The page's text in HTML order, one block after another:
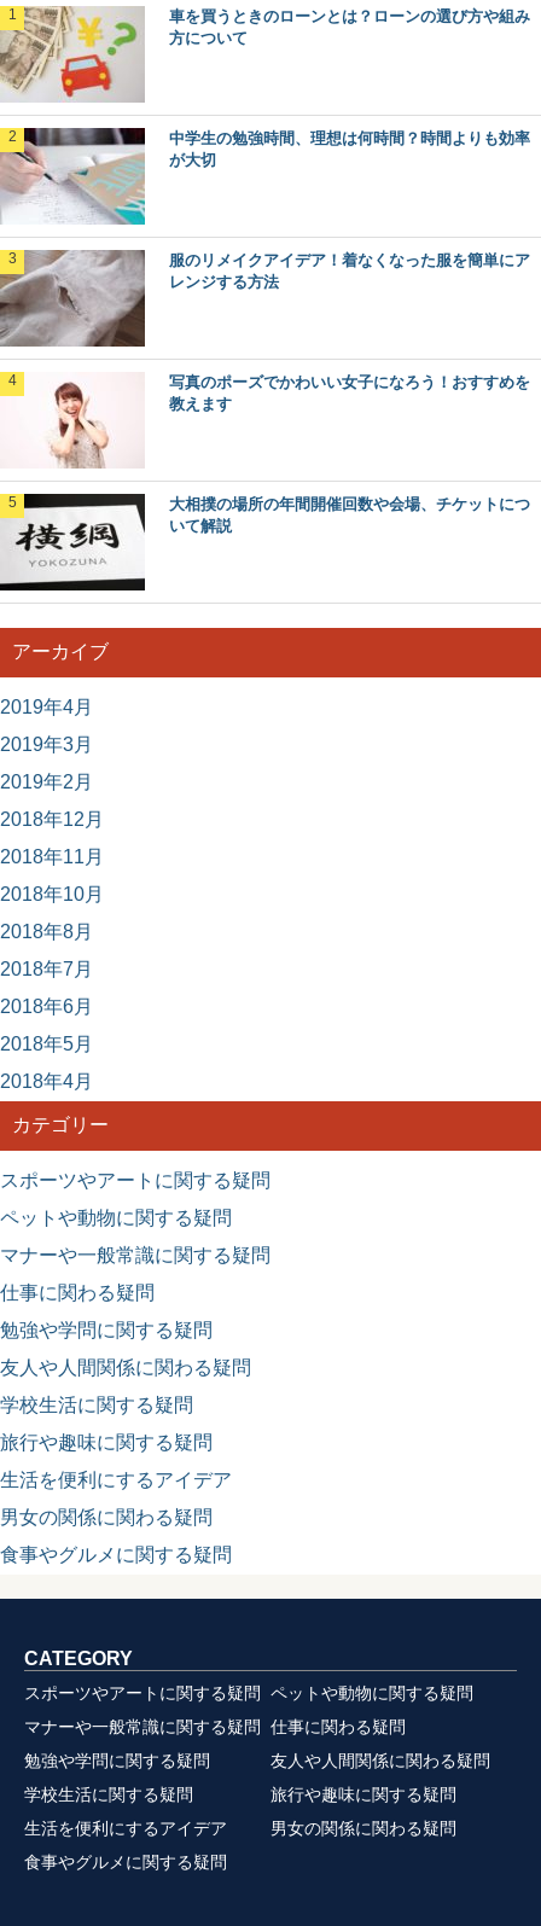
車を買うときのローンとは？ローンの選び方や組み
方について
中学生の勉強時間、理想は何時間？時間よりも効率
が大切
服のリメイクアイデア！着なくなった服を簡単にア
レンジする方法
写真のポーズでかわいい女子になろう！おすすめを
教えます
大相撲の場所の年間開催回数や会場、チケットにつ
いて解説
アーカイブ
2019年4月
2019年3月
2019年2月
2018年12月
2018年11月
2018年10月
2018年8月
2018年7月
2018年6月
2018年5月
2018年4月
カテゴリー
スポーツやアートに関する疑問
ペットや動物に関する疑問
マナーや一般常識に関する疑問
仕事に関わる疑問
勉強や学問に関する疑問
友人や人間関係に関わる疑問
学校生活に関する疑問
旅行や趣味に関する疑問
生活を便利にするアイデア
男女の関係に関わる疑問
食事やグルメに関する疑問
CATEGORY
スポーツやアートに関する疑問
ペットや動物に関する疑問
マナーや一般常識に関する疑問
仕事に関わる疑問
勉強や学問に関する疑問
友人や人間関係に関わる疑問
学校生活に関する疑問
旅行や趣味に関する疑問
生活を便利にするアイデア
男女の関係に関わる疑問
食事やグルメに関する疑問